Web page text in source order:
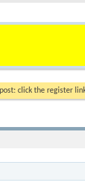
click the register